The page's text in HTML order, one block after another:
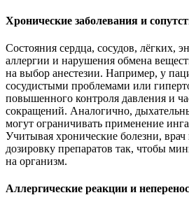
Хронические заболевания и
Состояния сердца, сосудов, лёгких,
аллергии и нарушения обмена
на выбор анестезии. Например, у
сосудистыми проблемами или
повышенного контроля давления и
сокращений. Аналогично,
могут ограничивать применение
Учитывая хронические болезни, врач
дозировку препаратов так, чтобы
на организм.
Аллергические реакции и